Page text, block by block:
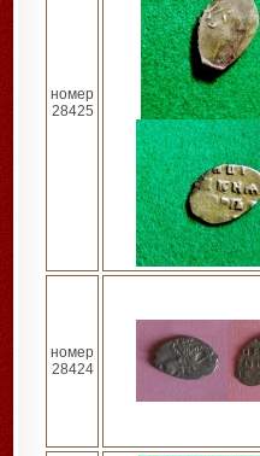
номер
28425
номер
28424